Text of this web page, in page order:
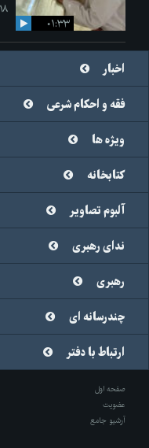
۰۱:۳۳
۱۸ /تیر/ ۱۴۰۵
اخبار
فقه و احکام شرعی
ویژه ها
کتابخانه
آلبوم تصاویر
ندای رهبری
رهبری
چندرسانه ای
ارتباط با دفتر
صفحه اول
عضویت
آرشیو جامع